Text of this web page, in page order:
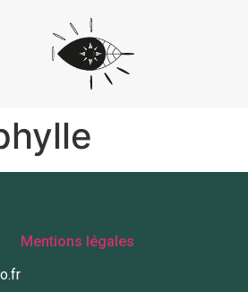
Mentions légales